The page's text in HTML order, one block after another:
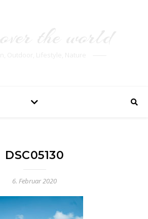
DSC05130
6. Februar 2020